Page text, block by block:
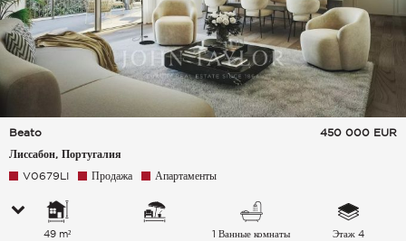
Beato
Лиссабон, Португалия
450 000 EUR
V0679LI Продажа Апартаменты
49 m² 1 Ванные комнаты Этаж 4